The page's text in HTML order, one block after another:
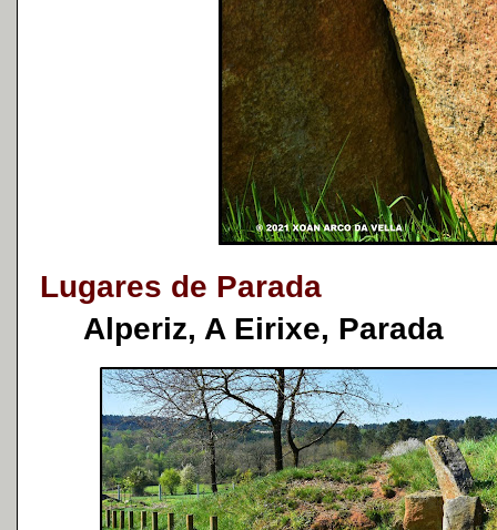
Lugares de Parada
Alperiz, A Eirixe, Parada